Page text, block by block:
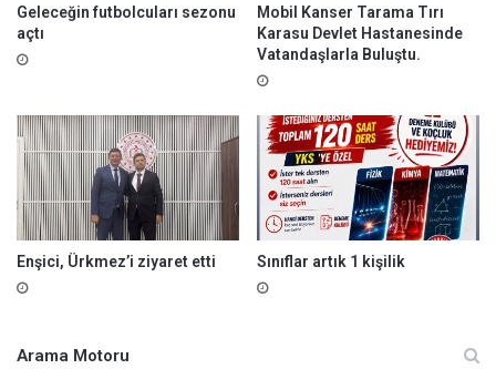
Geleceğin futbolcuları sezonu
açtı
Mobil Kanser Tarama Tırı
Karasu Devlet Hastanesinde
Vatandaşlarla Buluştu.
Enşici, Ürkmez’i ziyaret etti Sınıflar artık 1 kişilik
Arama Motoru